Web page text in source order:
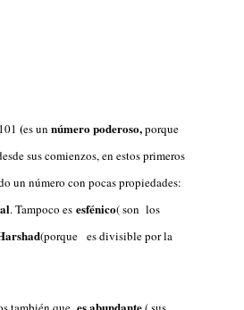
(es un númeropoderoso,porque
sus comienzos, en estos primeros
un número con pocas propiedades:
. Tampoco es esfénico( son los
(porque es divisible por la
es abundante